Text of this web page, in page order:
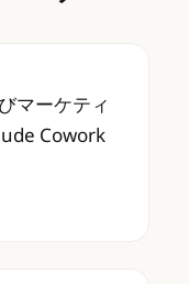
びマーケティ
マーケティ
Cowork